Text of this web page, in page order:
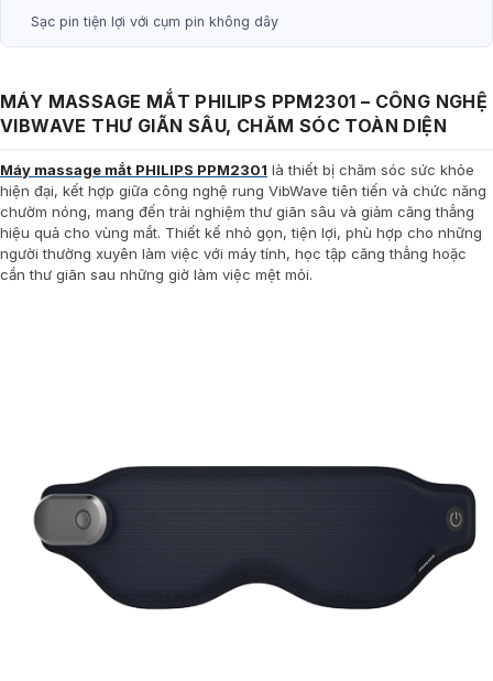
Sạc pin tiện lợi với cụm pin không dây
MÁY MASSAGE MẮT PHILIPS PPM2301 – CÔNG NGHỆ
VIBWAVE THƯ GIÃN SÂU, CHĂM SÓC TOÀN DIỆN
Máy massage mắt PHILIPS PPM2301 là thiết bị chăm sóc sức khỏe
hiện đại, kết hợp giữa công nghệ rung VibWave tiên tiến và chức năng
chườm nóng, mang đến trải nghiệm thư giãn sâu và giảm căng thẳng
hiệu quả cho vùng mắt. Thiết kế nhỏ gọn, tiện lợi, phù hợp cho những
người thường xuyên làm việc với máy tính, học tập căng thẳng hoặc
cần thư giãn sau những giờ làm việc mệt mỏi.